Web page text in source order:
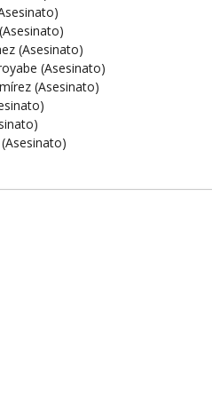
(Asesinato)
(Asesinato)
(Asesinato)